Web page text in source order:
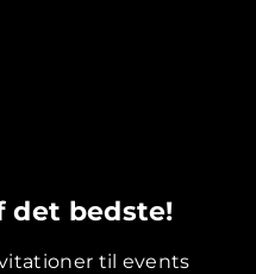
det bedste!
til events